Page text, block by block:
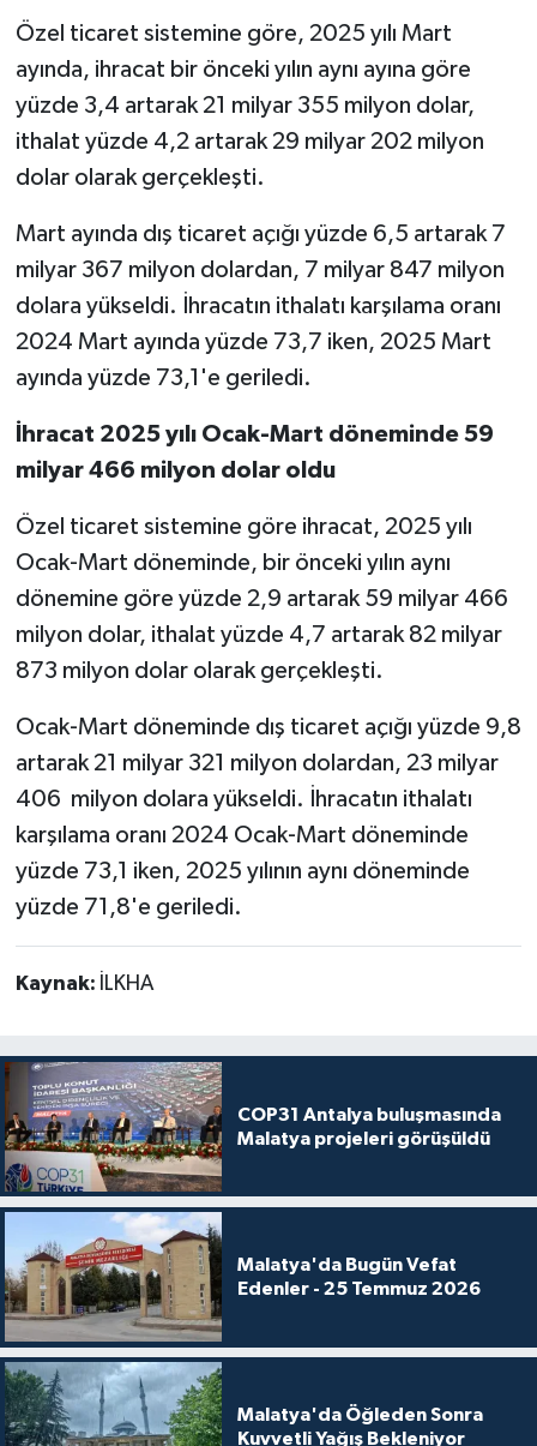
Özel ticaret sistemine göre, 2025 yılı Mart
ayında, ihracat bir önceki yılın aynı ayına göre
yüzde 3,4 artarak 21 milyar 355 milyon dolar,
ithalat yüzde 4,2 artarak 29 milyar 202 milyon
dolar olarak gerçekleşti.
Mart ayında dış ticaret açığı yüzde 6,5 artarak 7
milyar 367 milyon dolardan, 7 milyar 847 milyon
dolara yükseldi. İhracatın ithalatı karşılama oranı
2024 Mart ayında yüzde 73,7 iken, 2025 Mart
ayında yüzde 73,1'e geriledi.
İhracat 2025 yılı Ocak-Mart döneminde 59
milyar 466 milyon dolar oldu
Özel ticaret sistemine göre ihracat, 2025 yılı
Ocak-Mart döneminde, bir önceki yılın aynı
dönemine göre yüzde 2,9 artarak 59 milyar 466
milyon dolar, ithalat yüzde 4,7 artarak 82 milyar
873 milyon dolar olarak gerçekleşti.
Ocak-Mart döneminde dış ticaret açığı yüzde 9,8
artarak 21 milyar 321 milyon dolardan, 23 milyar
406 milyon dolara yükseldi. İhracatın ithalatı
karşılama oranı 2024 Ocak-Mart döneminde
yüzde 73,1 iken, 2025 yılının aynı döneminde
yüzde 71,8'e geriledi.
Kaynak: İLKHA
COP31 Antalya buluşmasında
Malatya projeleri görüşüldü
Malatya'da Bugün Vefat
Edenler - 25 Temmuz 2026
Malatya'da Öğleden Sonra
Kuvvetli Yağış Bekleniyor